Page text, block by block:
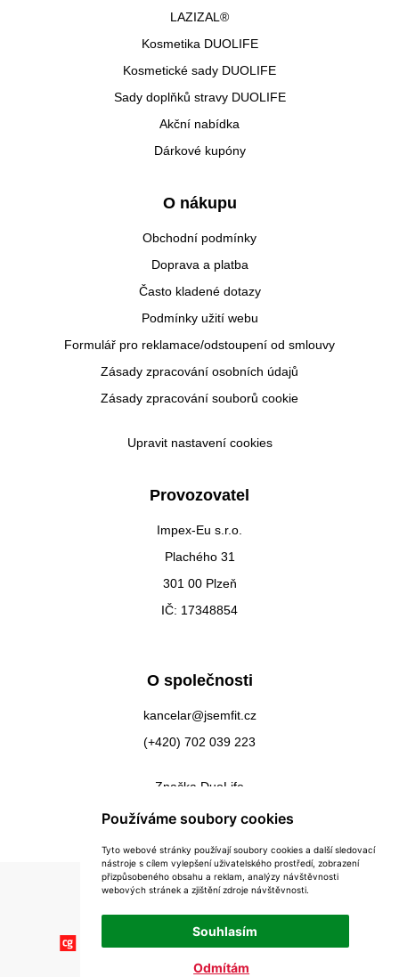
Používáme soubory cookies
Tyto webové stránky používají soubory cookies a další sledovací
nástroje s cílem vylepšení uživatelského prostředí, zobrazení
přizpůsobeného obsahu a reklam, analýzy návštěvnosti
webových stránek a zjištění zdroje návštěvnosti.
Souhlasím
Odmítám
LAZIZAL®
Kosmetika DUOLIFE
Kosmetické sady DUOLIFE
Sady doplňků stravy DUOLIFE
Akční nabídka
Dárkové kupóny
O nákupu
Obchodní podmínky
Doprava a platba
Často kladené dotazy
Podmínky užití webu
Formulář pro reklamace/odstoupení od smlouvy
Zásady zpracování osobních údajů
Zásady zpracování souborů cookie
Upravit nastavení cookies
Provozovatel
Impex-Eu s.r.o.
Plachého 31
301 00 Plzeň
IČ: 17348854
O společnosti
kancelar@jsemfit.cz
(+420) 702 039 223
Značka DuoLife
Kontakty